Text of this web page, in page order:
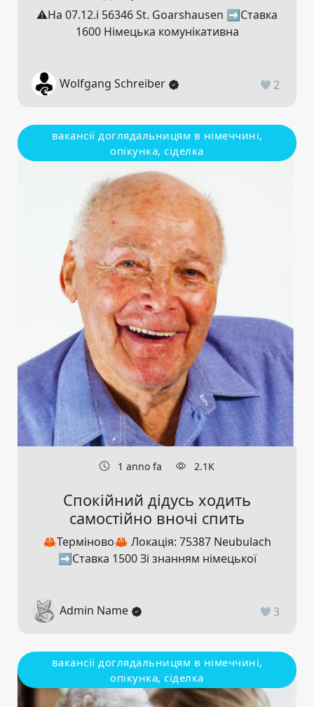
⚠️На 07.12.ℹ️ 56346 St. Goarshausen ➡️Ставка
1600 Німецька комунікативна
Wolfgang Schreiber 2
вакансії доглядальницям в німеччині,
опікунка, сіделка
1 anno fa 2.1K
Спокійний дідусь ходить
самостійно вночі спить
🦀Терміново🦀 Локація: 75387 Neubulach
➡️Ставка 1500 Зі знанням німецької
Admin Name 3
вакансії доглядальницям в німеччині,
опікунка, сіделка